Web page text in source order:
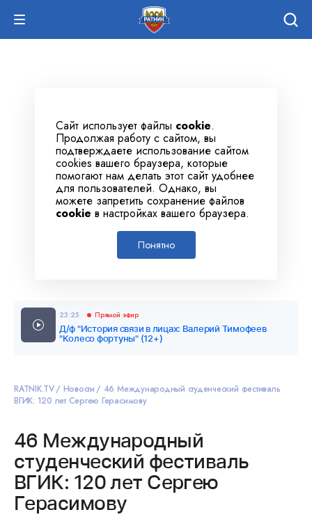
Сайт использует файлы cookie.
Продолжая работу с сайтом, вы
подтверждаете использование сайтом
cookies вашего браузера, которые
помогают нам делать этот сайт удобнее
для пользователей. Однако, вы
можете запретить сохранение файлов
cookie в настройках вашего браузера.
Понятно
23:25 Прямой эфир
Д/ф "История связи в лицах: Валерий Тимофеев
"Колесо фортуны" (12+)
RATNIK.TV Новости
46 Международный студенческий фестиваль
ВГИК: 120 лет Сергею Герасимову
46 Международный
студенческий фестиваль
ВГИК: 120 лет Сергею
Герасимову